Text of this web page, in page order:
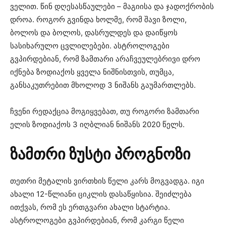
ველით. წინ დღესასწაულები – მაგიისა და ჯადოქრობის
დროა. როგორ გვინდა ხოლმე, რომ შავი ზოლი,
ბოლოს და ბოლოს, დასრულდეს და დაიწყოს
სასიხარულო ცვლილებები. ასტროლოგები
გვპირდებიან, რომ ზამთარი არაჩვეულებრივი დრო
იქნება ზოდიაქოს ყველა ნიშნისთვის, თუმცა,
განსაკუთრებით მხოლოდ 3 ნიშანს გაუმართლებს.
ჩვენი რედაქცია მოგიყვებათ, თუ როგორი ზამთარი
ელის ზოდიაქოს 3 იღბლიან ნიშანს 2020 წელს.
ზამთრი ზუსტი პროგნოზი
თეთრი მეტალის ვირთხის წელი კარს მოგვადგა. იგი
ახალი 12-წლიანი ციკლის დასაწყისია. შეიძლება
ითქვას, რომ ეს ერთგვარი ახალი სტარტია.
ასტროლოგები გვპირდებიან, რომ კარგი წელი